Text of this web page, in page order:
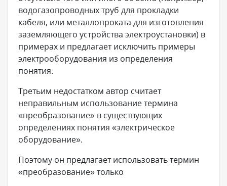
водогазопроводных труб для прокладки
кабеля, или металлопроката для изготовления
заземляющего устройства электроустановки) в
примерах и предлагает исключить примеры
электрооборудования из определения
понятия.
Третьим недостатком автор считает
неправильным использование термина
«преобразование» в существующих
определениях понятия «электрическое
оборудование».
Поэтому он предлагает использовать термин
«преобразование» только